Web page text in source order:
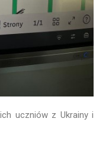
uczniów z Ukrainy i